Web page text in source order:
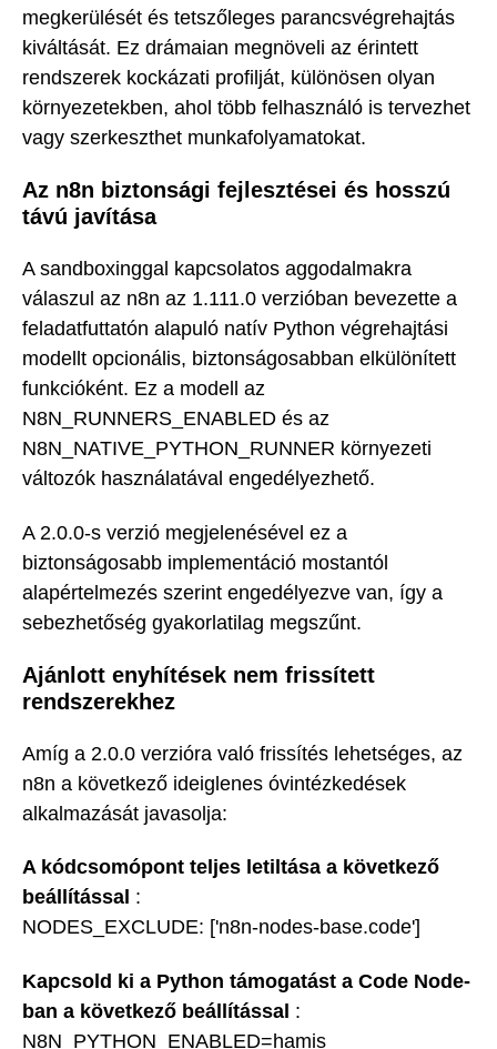
megkerülését és tetszőleges parancsvégrehajtás
kiváltását. Ez drámaian megnöveli az érintett
rendszerek kockázati profilját, különösen olyan
környezetekben, ahol több felhasználó is tervezhet
vagy szerkeszthet munkafolyamatokat.
Az n8n biztonsági fejlesztései és hosszú
távú javítása
A sandboxinggal kapcsolatos aggodalmakra
válaszul az n8n az 1.111.0 verzióban bevezette a
feladatfuttatón alapuló natív Python végrehajtási
modellt opcionális, biztonságosabban elkülönített
funkcióként. Ez a modell az
N8N_RUNNERS_ENABLED és az
N8N_NATIVE_PYTHON_RUNNER környezeti
változók használatával engedélyezhető.
A 2.0.0-s verzió megjelenésével ez a
biztonságosabb implementáció mostantól
alapértelmezés szerint engedélyezve van, így a
sebezhetőség gyakorlatilag megszűnt.
Ajánlott enyhítések nem frissített
rendszerekhez
Amíg a 2.0.0 verzióra való frissítés lehetséges, az
n8n a következő ideiglenes óvintézkedések
alkalmazását javasolja:
A kódcsomópont teljes letiltása a következő
beállítással :
NODES_EXCLUDE: ['n8n-nodes-base.code']
Kapcsold ki a Python támogatást a Code Node-
ban a következő beállítással :
N8N_PYTHON_ENABLED=hamis